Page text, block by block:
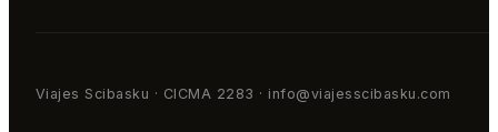
Viajes Scibasku · CICMA 2283 · info@viajesscibasku.com